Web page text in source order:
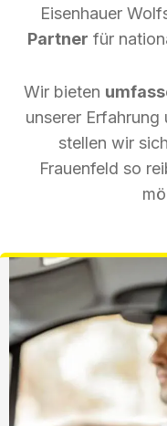
Eisenhauer
Partner für
Wir bieten
unserer Erfahrung
stellen wir
Frauenfeld so